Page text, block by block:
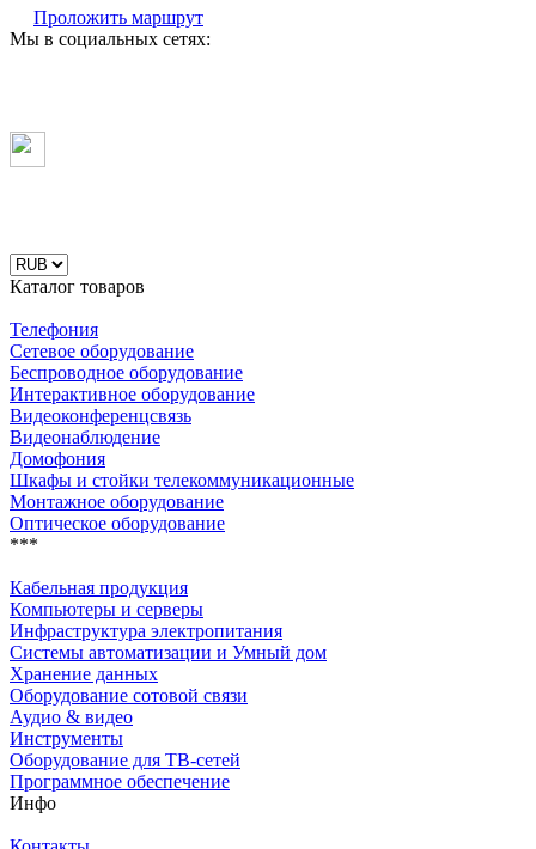
Проложить маршрут
Мы в социальных сетях:
Каталог товаров
Телефония
Сетевое оборудование
Беспроводное оборудование
Интерактивное оборудование
Видеоконференцсвязь
Видеонаблюдение
Домофония
Шкафы и стойки телекоммуникационные
Монтажное оборудование
Оптическое оборудование
***
Кабельная продукция
Компьютеры и серверы
Инфраструктура электропитания
Системы автоматизации и Умный дом
Хранение данных
Оборудование сотовой связи
Аудио & видео
Инструменты
Оборудование для ТВ-сетей
Программное обеспечение
Инфо